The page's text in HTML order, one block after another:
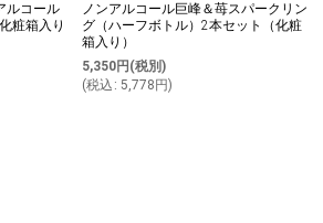
ルコール
粧箱入り
ノンアルコール巨峰＆苺スパークリン
グ（ハーフボトル）2本セット（化粧
箱入り）
5,350円 (税別)
(税込 : 5,778 円)